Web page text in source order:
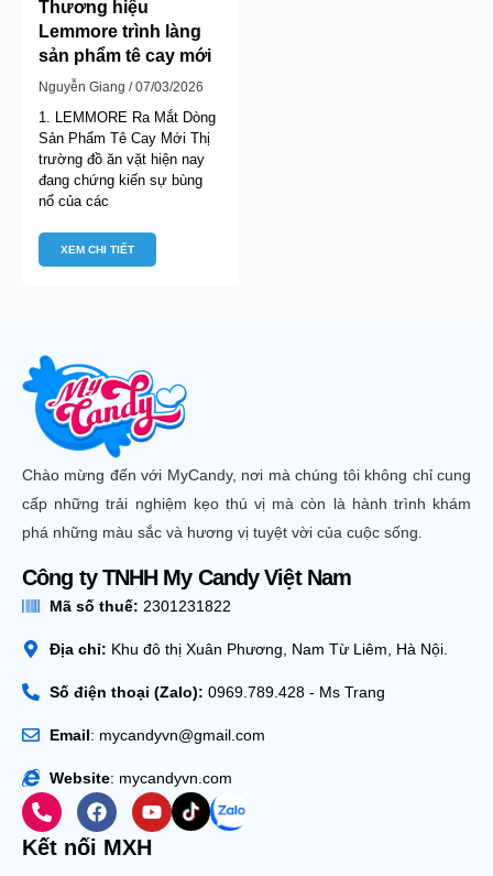
Thương hiệu
Lemmore trình làng
sản phẩm tê cay mới
Nguyễn Giang 07/03/2026
1. LEMMORE Ra Mắt Dòng
Sản Phẩm Tê Cay Mới Thị
trường đồ ăn vặt hiện nay
đang chứng kiến sự bùng
nổ của các
XEM CHI TIẾT
Chào mừng đến với MyCandy, nơi mà chúng tôi không chỉ cung
cấp những trải nghiệm kẹo thú vị mà còn là hành trình khám
phá những màu sắc và hương vị tuyệt vời của cuộc sống.
Công ty TNHH My Candy Việt Nam
Mã số thuế: 2301231822
Địa chỉ: Khu đô thị Xuân Phương, Nam Từ Liêm, Hà Nội.
Số điện thoại (Zalo): 0969.789.428 - Ms Trang
Email: mycandyvn@gmail.com
Website: mycandyvn.com
Kết nối MXH